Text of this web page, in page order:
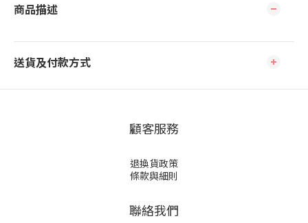
商品描述
送貨及付款方式
顧客服務
退換貨政策
條款與細則
聯絡我們